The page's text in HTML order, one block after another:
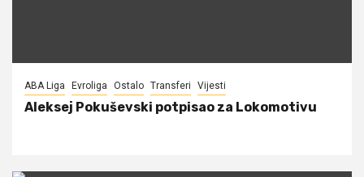
ABA Liga Evroliga Ostalo Transferi Vijesti
Aleksej Pokuševski potpisao za Lokomotivu